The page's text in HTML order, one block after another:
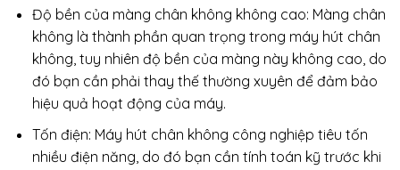
Độ bền của màng chân không không cao: Màng chân
không là thành phần quan trọng trong máy hút chân
không, tuy nhiên độ bền của màng này không cao, do
đó bạn cần phải thay thế thường xuyên để đảm bảo
hiệu quả hoạt động của máy.
Tốn điện: Máy hút chân không công nghiệp tiêu tốn
nhiều điện năng, do đó bạn cần tính toán kỹ trước khi